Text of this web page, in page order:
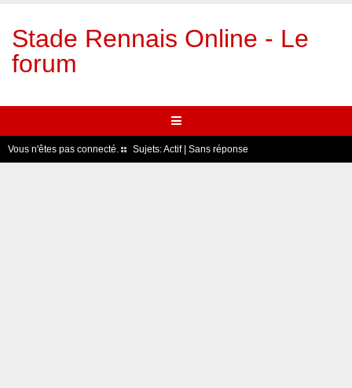
Stade Rennais Online - Le
forum
Vous n'êtes pas connecté. Sujets:Actif| Sans réponse